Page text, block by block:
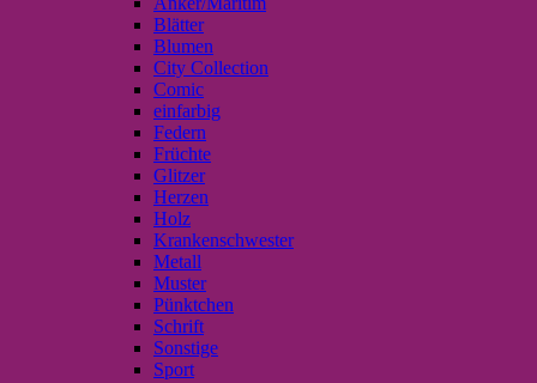
Blätter
Blumen
City Collection
Comic
einfarbig
Federn
Früchte
Glitzer
Herzen
Holz
Krankenschwester
Metall
Muster
Pünktchen
Schrift
Sonstige
Sport